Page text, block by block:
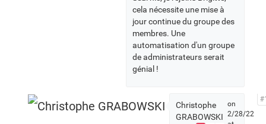
cela nécessite une mise à
jour continue du groupe des
membres. Une
automatisation d'un groupe
de administrateurs serait
génial !
Christophe
GRABOWSKI
on
2/28/22